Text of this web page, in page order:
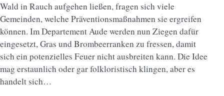
Wald in Rauch aufgehen ließen, fragen sich viele
Gemeinden, welche Präventionsmaßnahmen sie ergreifen
können. Im Departement Aude werden nun Ziegen dafür
eingesetzt, Gras und Brombeerranken zu fressen, damit
sich ein potenzielles Feuer nicht ausbreiten kann. Die Idee
mag erstaunlich oder gar folkloristisch klingen, aber es
handelt sich…